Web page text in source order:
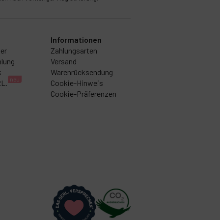
neu
Informationen
Zahlungsarten
Versand
Warenrücksendung
Cookie-Hinweis
Cookie-Präferenzen